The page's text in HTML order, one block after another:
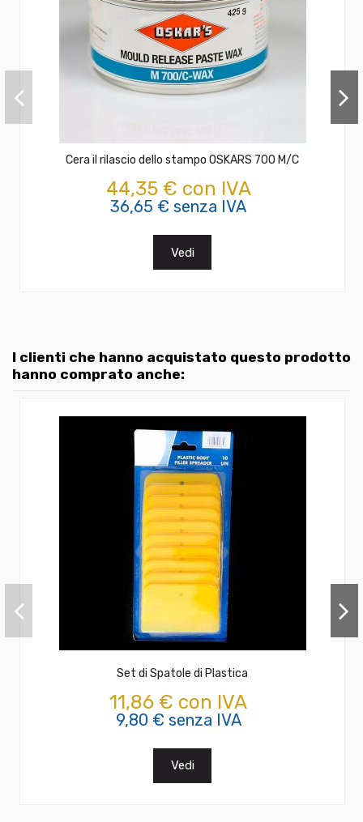
Cera il rilascio dello stampo OSKARS 700 M/C
44,35 € con IVA
36,65 € senza IVA
Vedi
I clienti che hanno acquistato questo prodotto
hanno comprato anche:
Set di Spatole di Plastica
11,86 € con IVA
9,80 € senza IVA
Vedi